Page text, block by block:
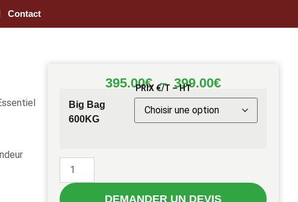
Contact
395.00€ – 399.00€
PRIX €/T – HT
Big Bag
600KG
DEMANDER UN DEVIS